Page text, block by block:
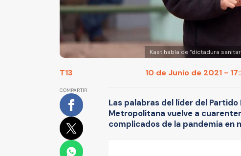
Kast habla de “dictadura
T13 10 de Junio de 2021 -
COMPARTIR
Las palabras del líder del
Metropolitana vuelve a
complicados de la pandemia en